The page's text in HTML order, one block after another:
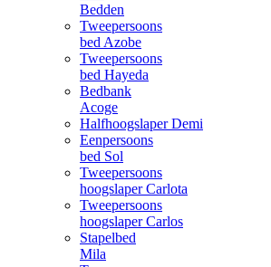
Bedden
Tweepersoons
bed Azobe
Tweepersoons
bed Hayeda
Bedbank
Acoge
Halfhoogslaper Demi
Eenpersoons
bed Sol
Tweepersoons
hoogslaper Carlota
Tweepersoons
hoogslaper Carlos
Stapelbed
Mila